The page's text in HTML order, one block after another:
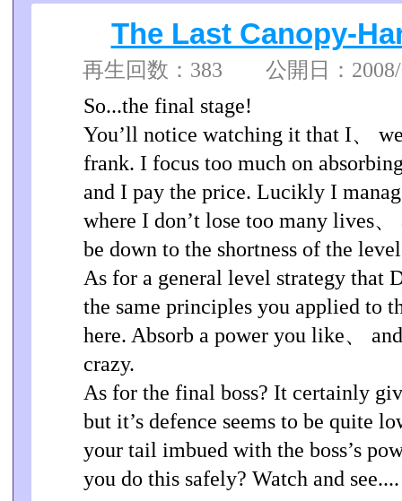
The Last Canopy-
再生回数：383 公開日：
So...the final stage!
You’ll notice watching it that I、
frank. I focus too much on
and I pay the price. Lucikly I
where I don’t lose too many lives
be down to the shortness of the
As for a general level strategy that
the same principles you applied to
here. Absorb a power you like、
crazy.
As for the final boss? It certainly
but it’s defence seems to be quite
your tail imbued with the boss’s
you do this safely? Watch and see....